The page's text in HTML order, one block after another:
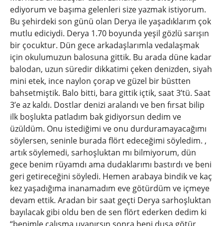
ediyorum ve başıma gelenleri size yazmak istiyorum.
Bu şehirdeki son günü olan Derya ile yaşadıklarım çok
mutlu ediciydi. Derya 1.70 boyunda yeşil gözlü sarışın
bir çocuktur. Dün gece arkadaşlarımla vedalaşmak
için okulumuzun balosuna gittik. Bu arada düne kadar
balodan, uzun süredir dikkatimi çeken denizden, siyah
mini etek, ince naylon çorap ve güzel bir büstten
bahsetmiştik. Balo bitti, bara gittik içtik, saat 3’tü. Saat
3’e az kaldı. Dostlar denizi aralandı ve ben fırsat bilip
ilk boşlukta patladım bak gidiyorsun dedim ve
üzüldüm. Onu istediğimi ve onu durduramayacağımı
söylersen, seninle burada flört edeceğimi söyledim. ,
artık söylemedi, sarhoşluktan mı bilmiyorum, dün
gece benim rüyamdı ama dudaklarımı bastırdı ve beni
geri getireceğini söyledi. Hemen arabaya bindik ve kaç
kez yaşadığıma inanamadım eve götürdüm ve içmeye
devam ettik. Aradan bir saat geçti Derya sarhoşluktan
bayılacak gibi oldu ben de sen flört ederken dedim ki